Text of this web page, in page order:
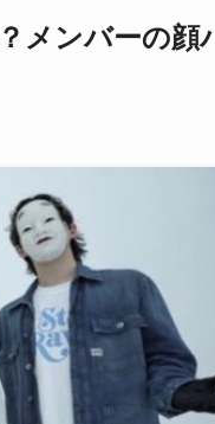
メンバーの顔